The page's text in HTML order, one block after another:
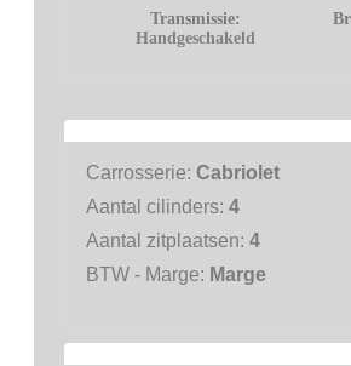
Transmissie:
Handgeschakeld
Carrosserie: Cabriolet
Aantal cilinders: 4
Aantal zitplaatsen: 4
BTW - Marge: Marge